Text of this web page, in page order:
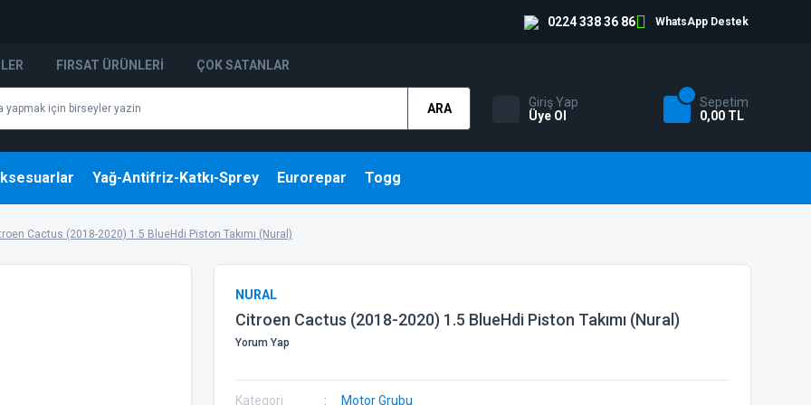
0224 338 36 86 WhatsApp Destek
FIRSAT ÜRÜNLERI ÇOK SATANLAR
ARA
Giriş Yap
Üye Ol
Sepetim
0,00 TL
Yağ-Antifriz-Katkı-Sprey Eurorepar Togg
Cactus (2018-2020) 1.5 BlueHdi Piston Takımı (Nural)
NURAL
Citroen Cactus (2018-2020) 1.5 BlueHdi Piston Takımı (Nural)
Yorum Yap
Kategori Motor Grubu